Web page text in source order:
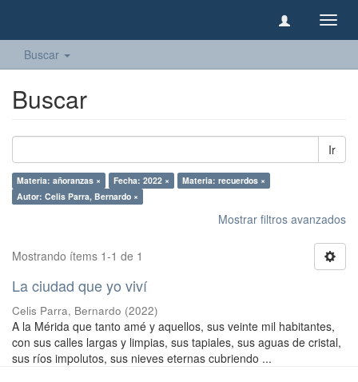
Buscar
Buscar
Ir
Materia: añoranzas × Fecha: 2022 ×
Materia: recuerdos ×
Autor: Celis Parra, Bernardo ×
Mostrar filtros avanzados
Mostrando ítems 1-1 de 1
La ciudad que yo viví
Celis Parra, Bernardo (2022)
A la Mérida que tanto amé y aquellos, sus veinte mil habitantes,
con sus calles largas y limpias, sus tapiales, sus aguas de cristal,
sus ríos impolutos, sus nieves eternas cubriendo ...